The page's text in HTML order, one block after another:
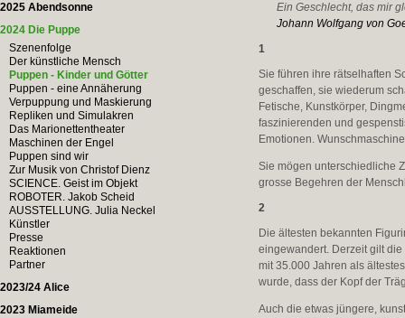
2025 Abendsonne
2024 Die Puppe
Szenenfolge
Der künstliche Mensch
Puppen - Kinder und Götter
Puppen - eine Annäherung
Verpuppung und Maskierung
Repliken und Simulakren
Das Marionettentheater
Maschinen der Engel
Puppen sind wir
Zur Musik von Christof Dienz
SCIENCE. Geist im Objekt
ROBOTER. Jakob Scheid
AUSSTELLUNG. Julia Neckel
Künstler
Presse
Reaktionen
Partner
2023/24 Alice
2023 Miameide
Ein Geschlecht, das mir
Johann Wolfgang von
1
Sie führen ihre rätselhaften
geschaffen, sie wiederum
Fetische, Kunstkörper,
faszinierenden und
Emotionen.
Sie mögen unterschiedliche
grosse Begehren der
2
Die ältesten bekannten
eingewandert. Derzeit gilt die
mit 35.000 Jahren als
wurde, dass der Kopf der
Auch die etwas jüngere,